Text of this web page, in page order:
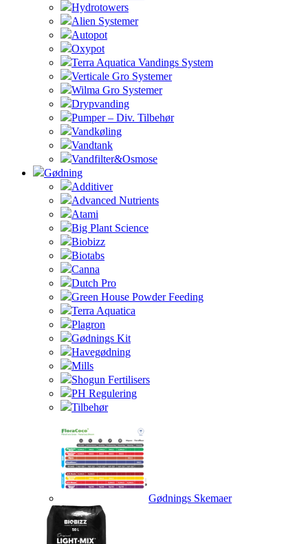
Hydrotowers
Alien Systemer
Autopot
Oxypot
Terra Aquatica Vandings System
Verticale Gro Systemer
Wilma Gro Systemer
Drypvanding
Pumper – Div. Tilbehør
Vandkøling
Vandtank
Vandfilter&Osmose
Gødning
Additiver
Advanced Nutrients
Atami
Big Plant Science
Biobizz
Biotabs
Canna
Dutch Pro
Green House Powder Feeding
Terra Aquatica
Plagron
Gødnings Kit
Havegødning
Mills
Shogun Fertilisers
PH Regulering
Tilbehør
Gødnings Skemaer